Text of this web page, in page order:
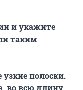
и укажите
таким
узкие полоски.
во всю длину